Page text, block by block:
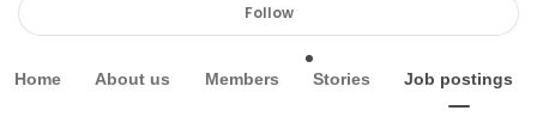
Follow
Home About us Members Stories Job postings